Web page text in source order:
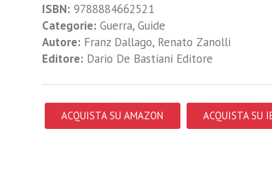
ISBN: 9788884662521
Categorie: Guerra, Guide
Autore: Franz Dallago, Renato Zanolli
Editore:Dario De Bastiani Editore
ACQUISTA SU AMAZON ACQUISTA SU